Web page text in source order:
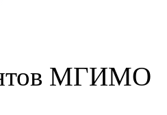
МГИМО